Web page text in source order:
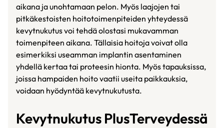
aikana ja unohtamaan pelon. Myös laajojen tai
pitkäkestoisten hoitotoimenpiteiden yhteydessä
kevytnukutus voi tehdä olostasi mukavamman
toimenpiteen aikana. Tällaisia hoitoja voivat olla
esimerkiksi useamman implantin asentaminen
yhdellä kertaa tai proteesin hionta. Myös tapauksissa,
joissa hampaiden hoito vaatii useita paikkauksia,
voidaan hyödyntää kevytnukutusta.
Kevytnukutus PlusTerveydessä